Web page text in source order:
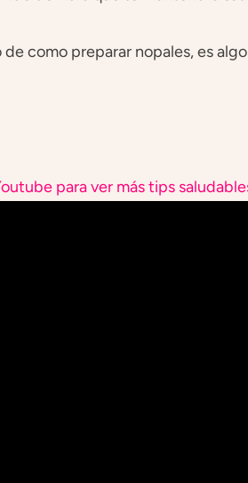
como preparar nopales, es
para ver más tips